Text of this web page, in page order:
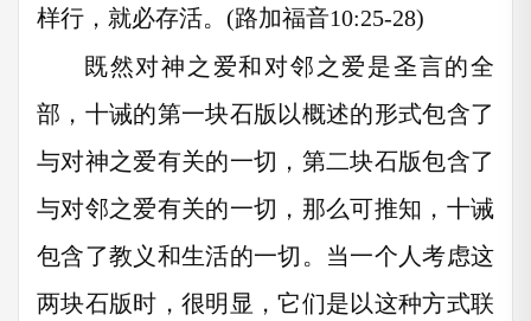
样行，就必存活。(路加福音10:25-28)
既然对神之爱和对邻之爱是圣言的全
部，十诫的第一块石版以概述的形式包含了
与对神之爱有关的一切，第二块石版包含了
与对邻之爱有关的一切，那么可推知，十诫
包含了教义和生活的一切。当一个人考虑这
两块石版时，很明显，它们是以这种方式联